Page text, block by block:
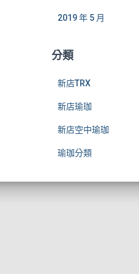
2019 年 5 月
分類
新店TRX
新店瑜珈
新店空中瑜珈
瑜珈分類